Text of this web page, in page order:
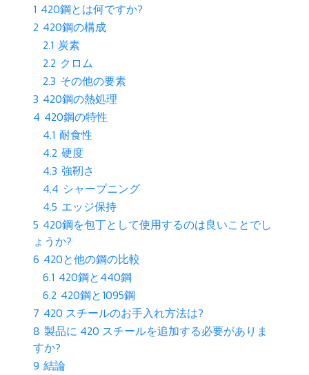
1 420鋼とは何ですか?
2 420鋼の構成
2.1 炭素
2.2 クロム
2.3 その他の要素
3 420鋼の熱処理
4 420鋼の特性
4.1 耐食性
4.2 硬度
4.3 強靭さ
4.4 シャープニング
4.5 エッジ保持
5 420鋼を包丁として使用するのは良いことでし
ょうか?
6 420と他の鋼の比較
6.1 420鋼と440鋼
6.2 420鋼と1095鋼
7 420 スチールのお手入れ方法は?
8 製品に 420 スチールを追加する必要がありま
すか?
9 結論